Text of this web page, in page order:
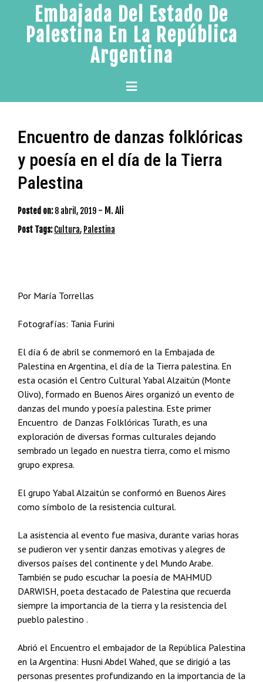
content
Embajada Del Estado De
Palestina En La República
Argentina
Primary
Menu
Encuentro de danzas folklóricas
y poesía en el día de la Tierra
Palestina
Posted on: 8 abril, 2019 - M. Ali
Post Tags:Cultura, Palestina
Por María Torrellas
Fotografías: Tania Furini
El día 6 de abril se conmemoró en la Embajada de
Palestina en Argentina, el día de la Tierra palestina. En
esta ocasión el Centro Cultural Yabal Alzaitún (Monte
Olivo), formado en Buenos Aires organizó un evento de
danzas del mundo y poesía palestina. Este primer
Encuentro de Danzas Folklóricas Turath, es una
exploración de diversas formas culturales dejando
sembrado un legado en nuestra tierra, como el mismo
grupo expresa.
El grupo Yabal Alzaitún se conformó en Buenos Aires
como símbolo de la resistencia cultural.
La asistencia al evento fue masiva, durante varias horas
se pudieron ver y sentir danzas emotivas y alegres de
diversos países del continente y del Mundo Arabe.
También se pudo escuchar la poesía de MAHMUD
DARWISH, poeta destacado de Palestina que recuerda
siempre la importancia de la tierra y la resistencia del
pueblo palestino .
Abrió el Encuentro el embajador de la República Palestina
en la Argentina: Husni Abdel Wahed, que se dirigió a las
personas presentes profundizando en la importancia de la